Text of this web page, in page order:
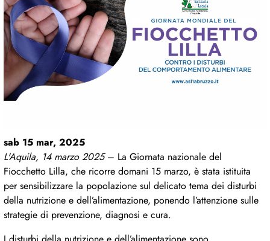
sab 15 mar, 2025
L'Aquila, 14 marzo 2025– La Giornata nazionale del
Fiocchetto Lilla, che ricorre domani 15 marzo, è stata istituita
per sensibilizzare la popolazione sul delicato tema dei disturbi
della nutrizione e dell’alimentazione, ponendo l’attenzione sulle
strategie di prevenzione, diagnosi e cura.